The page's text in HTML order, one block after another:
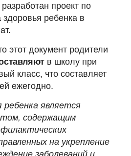
проект по
ребенка в
этот документ родители
в школу при
класс, что составляет
ежегодно.
ребенка является
содержащим
на укрепление
заболеваний и